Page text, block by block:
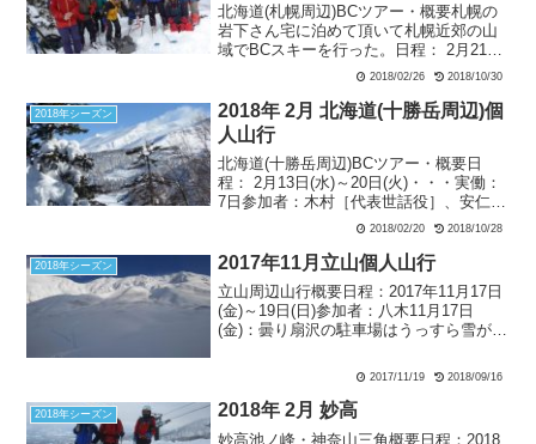
北海道(札幌周辺)BCツアー・概要札幌の
岩下さん宅に泊めて頂いて札幌近郊の山
域でBCスキーを行った。日程： 2月21日
(水)～26日(月)参加者：安仁屋、野村、木
（治）、岩下（あ）、【他、岩下さんの
知人】 2月...
2018/02/26 2018/10/30
2018年シーズン
2018年 2月 北海道(十勝岳周辺)個
人山行
北海道(十勝岳周辺)BCツアー・概要日
程： 2月13日(水)～20日(火)・・・実働：
7日参加者：木村［代表世話役］、安仁
屋、野村、小見山、賀川［13～17日
木津(博)［16～20日迄］、その他［折...
2018/02/20 2018/10/28
2018年シーズン 2017年11月立山個人山行
立山周辺山行概要日程：2017年11月17日
(金)～19日(日)参加者：八木11月17日
(金)：曇り扇沢の駐車場はうっすら雪が積
て正解でした。（以前夏タイヤでこの時
期きてやはり雪でヒヤヒヤした経験があ
るか...
2017/11/19 2018/09/16
2018年シーズン 2018年 2月 妙高
妙高池ノ峰・神奈山三角概要日程：2018